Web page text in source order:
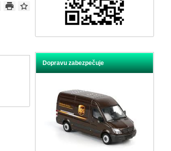
Dopravu zabezpečuje